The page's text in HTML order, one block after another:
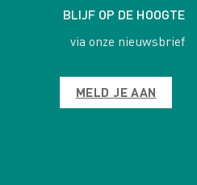
BLIJF OP DE HOOGTE
via onze nieuwsbrief
MELD JE AAN